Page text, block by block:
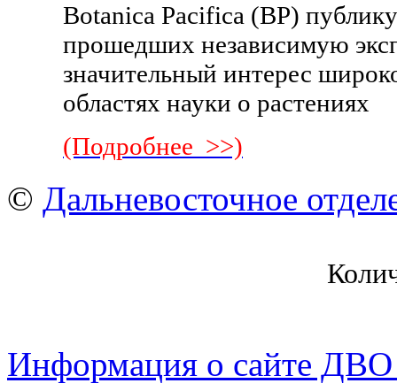
Botanica Pacifica (BP)
прошедших независимую
значительный интерес
областях науки о растениях
(Подробнее >>)
© Дальневосточное
Информация о сайте